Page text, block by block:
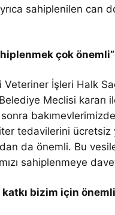
sahiplenilen can
çok önemli”
İşleri Halk
Meclisi kararı
tedavilerini
da önemli. Bu
sahiplenmeye
bizim için